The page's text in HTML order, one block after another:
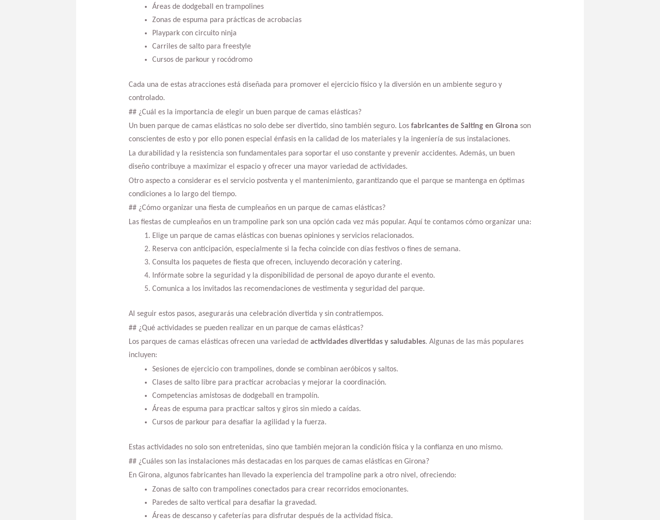
Áreas de dodgeball en trampolines
Zonas de espuma para prácticas de acrobacias
Playpark con circuito ninja
Carriles de salto para freestyle
Cursos de parkour y rocódromo
Cada una de estas atracciones está diseñada para promover el ejercicio físico y la diversión en un ambiente seguro y
controlado.
## ¿Cuál es la importancia de elegir un buen parque de camas elásticas?
Un buen parque de camas elásticas no solo debe ser divertido, sino también seguro. Los fabricantes de Salting en Girona son
conscientes de esto y por ello ponen especial énfasis en la calidad de los materiales y la ingeniería de sus instalaciones.
La durabilidad y la resistencia son fundamentales para soportar el uso constante y prevenir accidentes. Además, un buen
diseño contribuye a maximizar el espacio y ofrecer una mayor variedad de actividades.
Otro aspecto a considerar es el servicio postventa y el mantenimiento, garantizando que el parque se mantenga en óptimas
condiciones a lo largo del tiempo.
## ¿Cómo organizar una fiesta de cumpleaños en un parque de camas elásticas?
Las fiestas de cumpleaños en un trampoline park son una opción cada vez más popular. Aquí te contamos cómo organizar una:
Elige un parque de camas elásticas con buenas opiniones y servicios relacionados.
Reserva con anticipación, especialmente si la fecha coincide con días festivos o fines de semana.
Consulta los paquetes de fiesta que ofrecen, incluyendo decoración y catering.
Infórmate sobre la seguridad y la disponibilidad de personal de apoyo durante el evento.
Comunica a los invitados las recomendaciones de vestimenta y seguridad del parque.
Al seguir estos pasos, asegurarás una celebración divertida y sin contratiempos.
## ¿Qué actividades se pueden realizar en un parque de camas elásticas?
Los parques de camas elásticas ofrecen una variedad de actividades divertidas y saludables. Algunas de las más populares
incluyen:
Sesiones de ejercicio con trampolines, donde se combinan aeróbicos y saltos.
Clases de salto libre para practicar acrobacias y mejorar la coordinación.
Competencias amistosas de dodgeball en trampolín.
Áreas de espuma para practicar saltos y giros sin miedo a caídas.
Cursos de parkour para desafiar la agilidad y la fuerza.
Estas actividades no solo son entretenidas, sino que también mejoran la condición física y la confianza en uno mismo.
## ¿Cuáles son las instalaciones más destacadas en los parques de camas elásticas en Girona?
En Girona, algunos fabricantes han llevado la experiencia del trampoline park a otro nivel, ofreciendo:
Zonas de salto con trampolines conectados para crear recorridos emocionantes.
Paredes de salto vertical para desafiar la gravedad.
Áreas de descanso y cafeterías para disfrutar después de la actividad física.